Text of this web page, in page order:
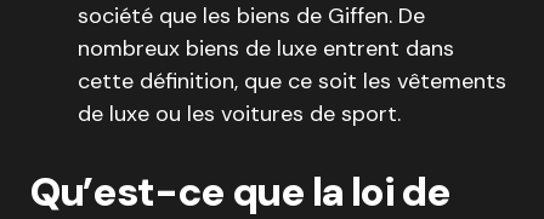
société que les biens de Giffen. De
nombreux biens de luxe entrent dans
cette définition, que ce soit les vêtements
de luxe ou les voitures de sport.
Qu’est-ce que la loi de